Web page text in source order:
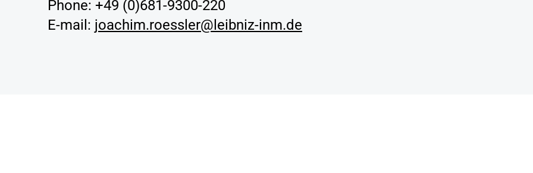
Phone: +49 (0)681-9300-220
E-mail: joachim.roessler@leibniz-inm.de